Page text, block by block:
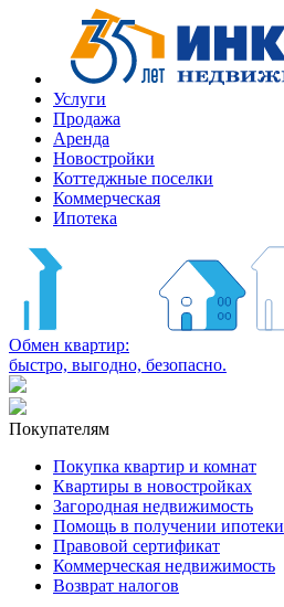
Услуги
Продажа
Аренда
Новостройки
Коттеджные поселки
Коммерческая
Ипотека
Обмен квартир:
быстро, выгодно, безопасно.
Покупателям
Покупка квартир и комнат
Квартиры в новостройках
Загородная недвижимость
Помощь в получении ипотеки
Правовой сертификат
Коммерческая недвижимость
Возврат налогов